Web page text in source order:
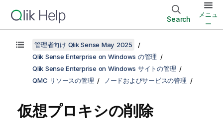
Search
メニュ
ー
管理者向け Qlik Sense May 2025
Qlik Sense Enterprise on Windows の管理
Qlik Sense Enterprise on Windows サイトの管理
QMC リソースの管理
ノードおよびサービスの管理
仮想プロキシの削除